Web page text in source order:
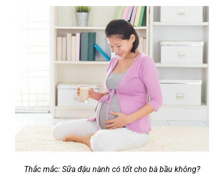
Thắc mắc: Sữa đậu nành có tốt cho bà bầu không?